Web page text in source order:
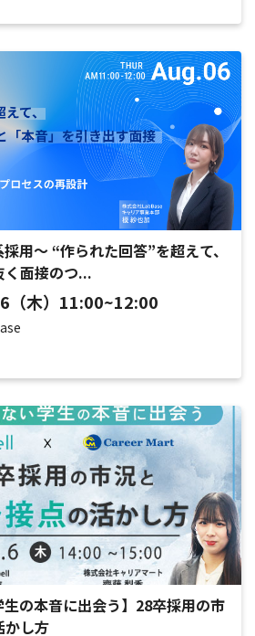
用〜 “作られた回答”を超えて、
く面接のつ...
（木）11:00~12:00
生の本音に出会う】28卒採用の市
かし方